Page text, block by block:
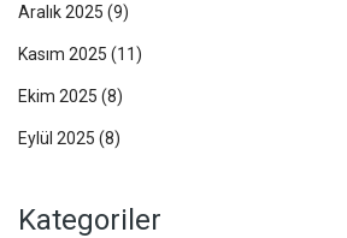
Aralık 2025 (9)
Kasım 2025 (11)
Ekim 2025 (8)
Eylül 2025 (8)
Kategoriler